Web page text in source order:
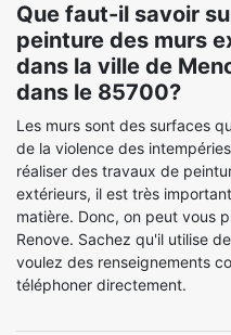
Que faut-il savoir
peinture des murs
dans la ville de
dans le 85700?
Les murs sont des surfaces
de la violence des
réaliser des travaux de
extérieurs, il est très
matière. Donc, on peut vous
Renove. Sachez qu'il utilise
voulez des renseignements
téléphoner directement.